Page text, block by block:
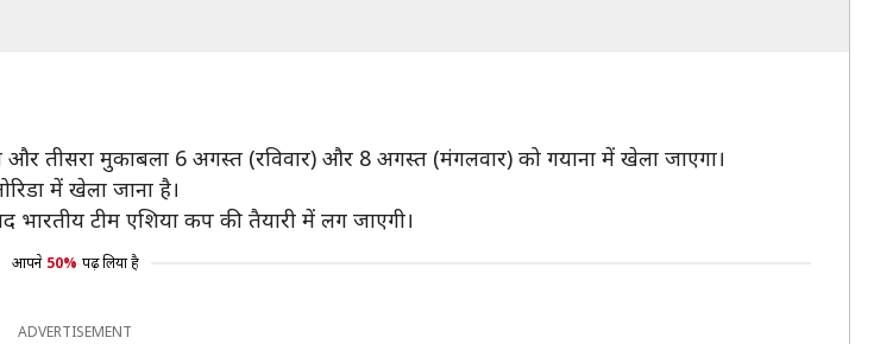
और तीसरा मुकाबला 6 अगस्त (रविवार) और 8 अगस्त (मंगलवार) को गयाना में खेला जाएगा।
में खेला जाना है।
टीम एशिया कप की तैयारी में लग जाएगी।
आपने 50% पढ़ लिया है
ADVERTISEMENT